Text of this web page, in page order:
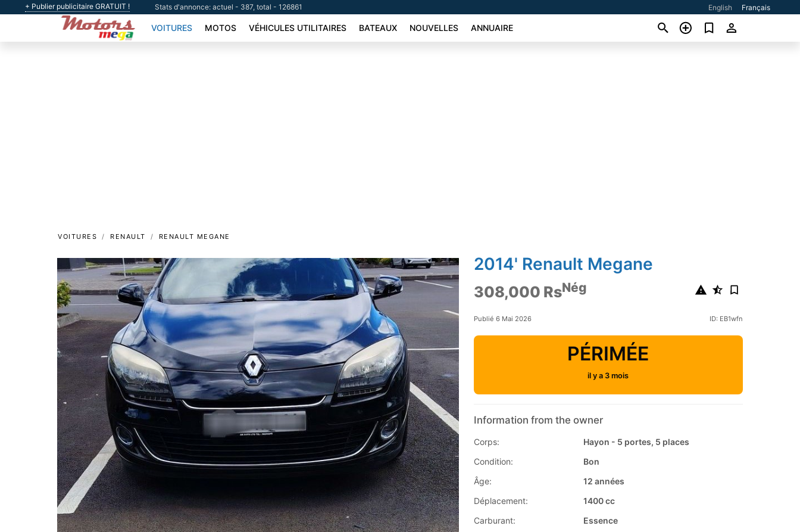
+ Publier publicitaire GRATUIT ! Stats d'annonce: actuel - 387, total - 126861 English Français
VOITURES MOTOS VÉHICULES UTILITAIRES BATEAUX NOUVELLES ANNUAIRE
VOITURES RENAULT RENAULT MEGANE
2014' Renault Megane
308,000 RsNég
Publié 6 Mai 2026 ID: EB1wfn
PÉRIMÉE
il y a 3 mois
Information from the owner
Corps:
Hayon - 5 portes, 5 places
Condition:
Bon
Âge:
12 années
Déplacement:
1400 cc
Carburant:
Essence